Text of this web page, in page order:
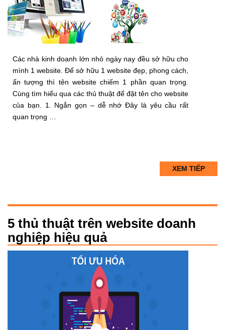
Các nhà kinh doanh lớn nhỏ ngày nay đều sở hữu cho
mình 1 website. Để sở hữu 1 website đẹp, phong cách,
ấn tượng thì tên website chiếm 1 phần quan trọng.
Cùng tìm hiểu qua các thủ thuật để đặt tên cho website
của bạn. 1. Ngắn gọn – dễ nhớ Đây là yêu cầu rất
quan trọng …
XEM TIẾP
5 thủ thuật trên website doanh
nghiệp hiệu quả